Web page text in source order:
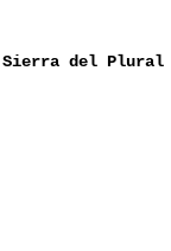
Sierra del Plural